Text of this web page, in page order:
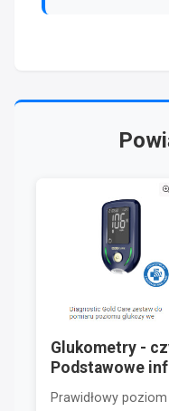
Glukometry -
Podstawowe
Prawidłowy